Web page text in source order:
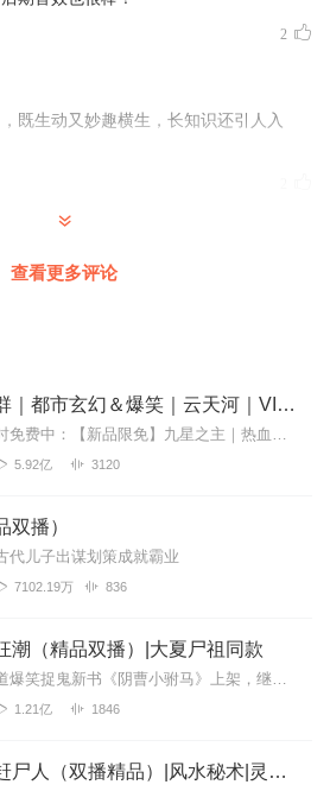
2
既生动又妙趣横生，长知识还引人入
音演员的演绎很到位，有的故事声音激
定、含着泪的决心表达得淋漓尽致，听着
0
查看更多评论
修真聊天群｜都市玄幻＆爆笑｜云天河｜VIP免费｜双播
新品上架限时免费中：【新品限免】九星之主｜热血玄幻＆搞笑｜云天河多人有声剧爆款爽听：医妃独步天下|云天河/风泠/半坛醋（古言多人剧）更有不定时福利哦~【内容简介...
5.92亿 3120
双播）
代儿子出谋划策成就霸业
7102.19万 836
潮（精品双播）|大夏尸祖同款
点击收听老道爆笑捉鬼新书《阴曹小驸马》上架，继续捉鬼之旅，中午12点准时更新3集，快来收听呀~【内容简介】血月当空，魔界入侵。在这个人杀人，甚至人不是人的世界之...
1.21亿 1846
最后一个赶尸人（双播精品）|风水秘术|灵异传说